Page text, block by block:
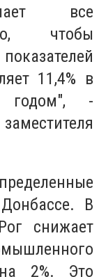
все
чтобы
11,4% в
годом", -
В
снижает
2%. Это